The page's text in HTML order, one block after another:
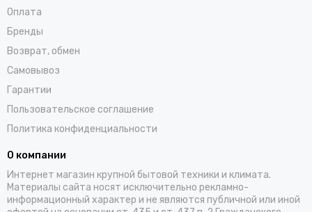
Оплата
Бренды
Возврат, обмен
Самовывоз
Гарантии
Пользовательское соглашение
Политика конфиденциальности
О компании
Интернет магазин крупной бытовой техники и климата.
Материалы сайта носят исключительно рекламно-
информационный характер и не являются публичной или иной